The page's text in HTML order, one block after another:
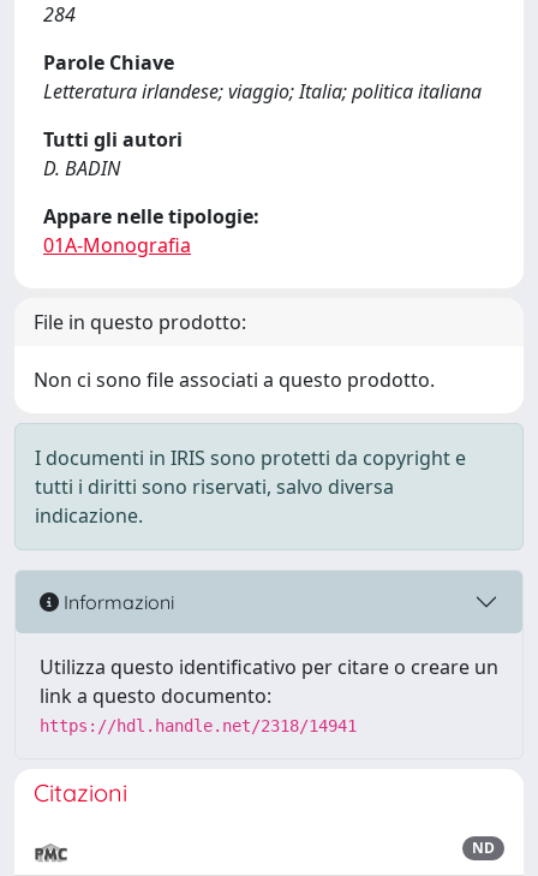
284
Parole Chiave
Letteratura irlandese; viaggio; Italia; politica italiana
Tutti gli autori
D. BADIN
Appare nelle tipologie:
01A-Monografia
File in questo prodotto:
Non ci sono file associati a questo prodotto.
I documenti in IRIS sono protetti da copyright e
tutti i diritti sono riservati, salvo diversa
indicazione.
Informazioni
Utilizza questo identificativo per citare o creare un
link a questo documento:
https://hdl.handle.net/2318/14941
Citazioni
ND